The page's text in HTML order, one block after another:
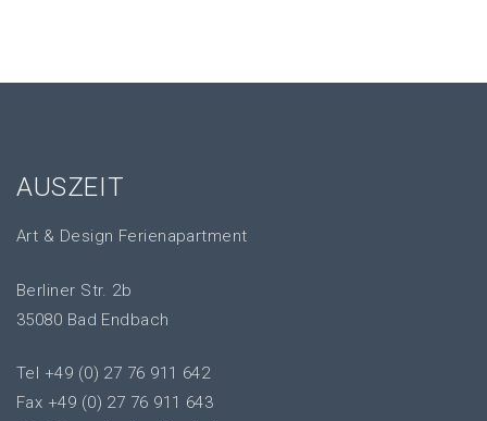
AUSZEIT
Art & Design Ferienapartment
Berliner Str. 2b
35080 Bad Endbach
Tel +49 (0) 27 76 911 642
Fax +49 (0) 27 76 911 643